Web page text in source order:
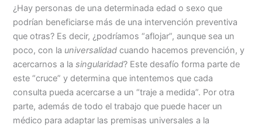
¿Hay personas de una determinada edad o sexo que
podrían beneficiarse más de una intervención preventiva
que otras? Es decir, ¿podríamos “aflojar”, aunque sea un
poco, con la universalidadcuando hacemos prevención, y
acercarnos a lasingularidad? Este desafío forma parte de
este “cruce” y determina que intentemos que cada
consulta pueda acercarse a un “traje a medida”. Por otra
parte, además de todo el trabajo que puede hacer un
médico para adaptar las premisas universales a la